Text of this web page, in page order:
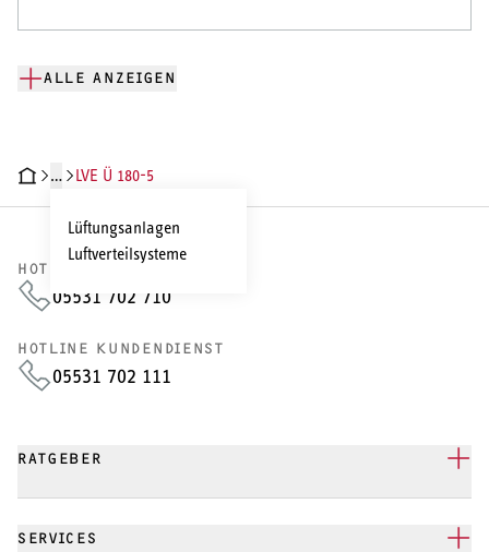
ALLE ANZEIGEN
DATENDOKUMENTE
…
Lüftungsanlagen
Luftverteilsysteme
LVE Ü 180-5
HOTLINE VERTRIEB
05531 702 710
HOTLINE KUNDENDIENST
05531 702 111
RATGEBER
SERVICES